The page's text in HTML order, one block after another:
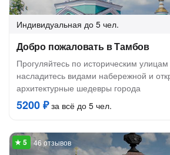
Индивидуальная до 5 чел.
Добро пожаловать в Тамбов
Прогуляйтесь по историческим
насладитесь видами набережной и
архитектурные шедевры города
5200 ₽за всё до 5 чел.
46 отзывов